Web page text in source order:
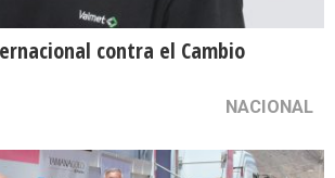
contra el Cambio
NACIONAL